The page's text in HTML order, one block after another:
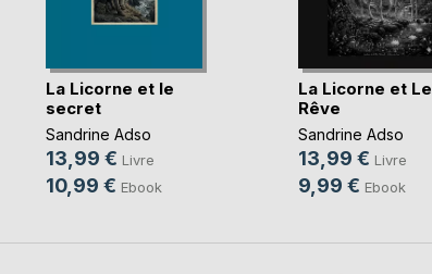
La Licorne et le
secret
Sandrine Adso
13,99 € Livre
10,99 € Ebook
La Licorne et Le
Rêve
Sandrine Adso
13,99 € Livre
9,99 € Ebook